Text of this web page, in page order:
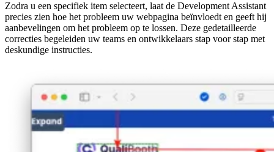
Zodra u een specifiek item selecteert, laat de Development Assistant
precies zien hoe het probleem uw webpagina beïnvloedt en geeft hij
aanbevelingen om het probleem op te lossen. Deze gedetailleerde
correcties begeleiden uw teams en ontwikkelaars stap voor stap met
deskundige instructies.